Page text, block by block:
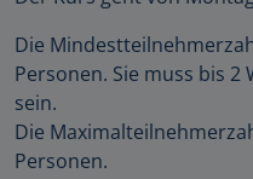
Die
Personen. Sie muss bis
sein.
Die
Personen.